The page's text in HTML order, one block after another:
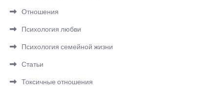
Отношения
Психология любви
Психология семейной жизни
Статьи
Токсичные отношения